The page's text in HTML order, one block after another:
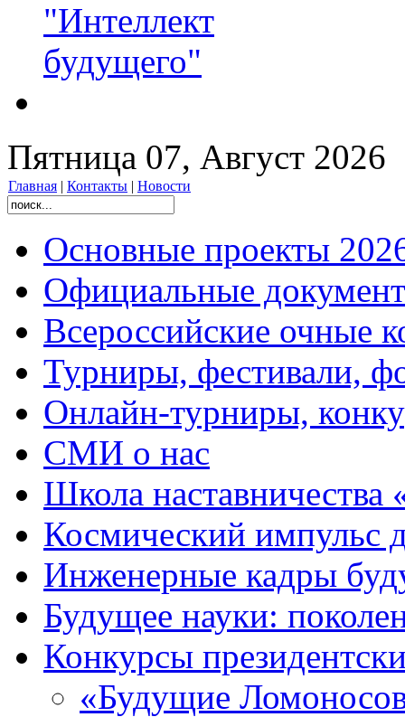
"Интеллект
будущего"
Пятница 07, Август 2026
Главная | Контакты | Новости
Основные проекты
Официальные
Всероссийские очные
Турниры, фестивали,
Онлайн-турниры,
СМИ о нас
Школа
Космический импульс
Инженерные кадры
Будущее науки:
Конкурсы
«Будущие